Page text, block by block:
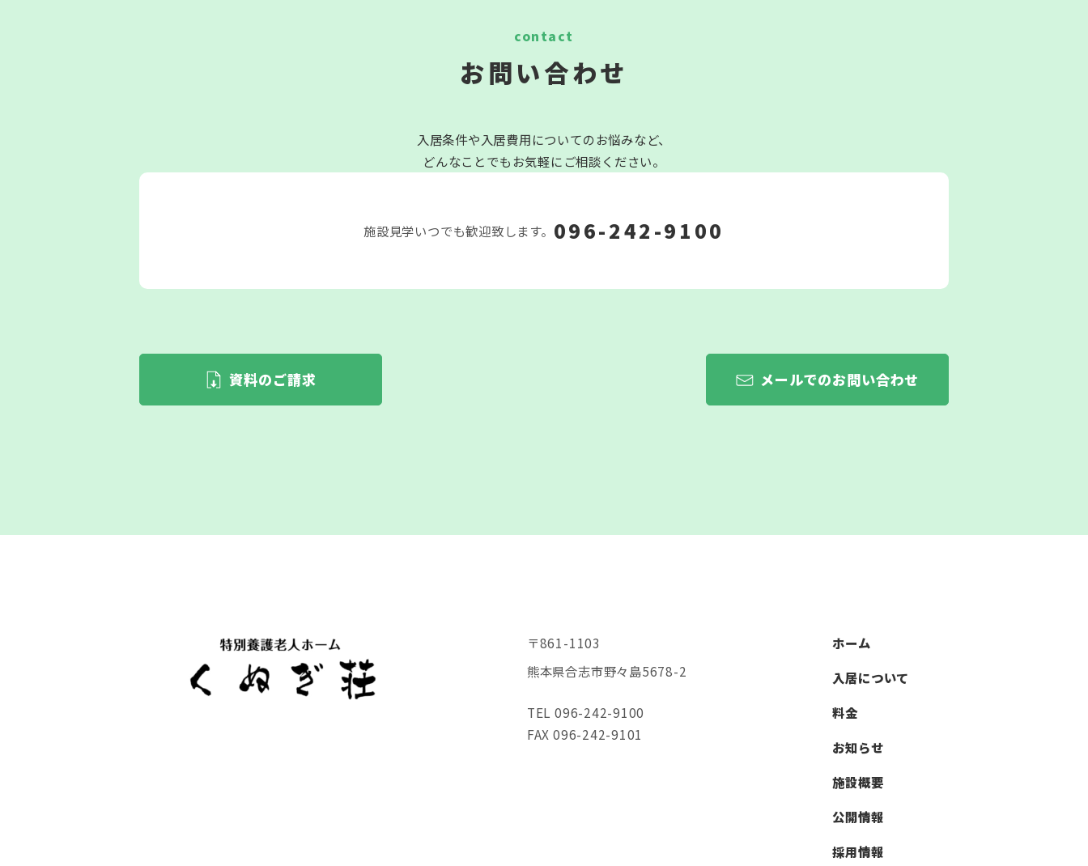
お問い合わせ
入居条件や入居費用についてのお悩みなど、
どんなことでもお気軽にご相談ください。
施設見学いつでも歓迎致します。 096-242-9100
資料のご請求 メールでのお問い合わせ
〒861-1103
熊本県合志市野々島5678-2
TEL 096-242-9100
FAX 096-242-9101
ホーム
入居について
料金
お知らせ
施設概要
公開情報
採用情報